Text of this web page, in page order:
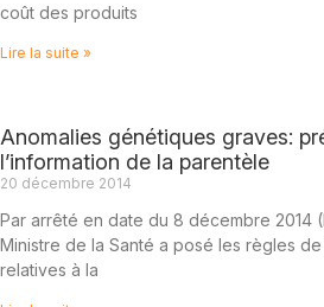
coût des produits
Lire la suite »
Anomalies génétiques graves:
l’information de la parentèle
20 décembre 2014
Par arrêté en date du 8 décembre 2014
Ministre de la Santé a posé les règles
relatives à la